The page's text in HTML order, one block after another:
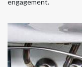
engagement.